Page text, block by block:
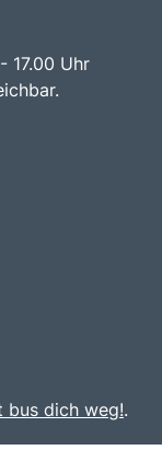
17.00 Uhr
bus dich weg!.